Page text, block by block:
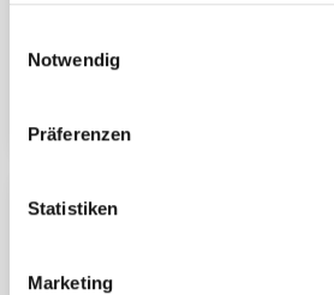
Notwendig
Präferenzen
Statistiken
Marketing
Küstenschutz